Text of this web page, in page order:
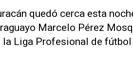
quedó cerca esta
Marcelo Pérez
la Liga Profesional de fútbol